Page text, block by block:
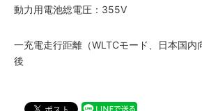
動力用電池総電圧：355V
一充電走行距離（WLTCモード、日本国
後